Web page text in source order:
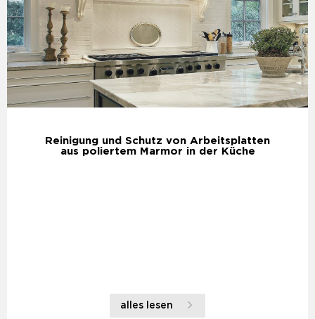
Reinigung und Schutz von Arbeitsplatten
aus poliertem Marmor in der Küche
alles lesen